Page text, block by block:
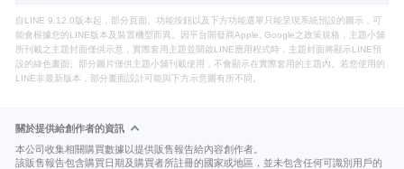
自LINE 9.12.0版本起，部分頁面、功能按鈕以及下方功能選單只能呈現系統預設的圖示，可
能會根據您的LINE版本及裝置機型而異。因平台開發商Apple, Google之政策規格，主題小舖
所刊載之主題封面僅供示意，實際套用主題並開啟LINE應用程式時，主題封面將顯示LINE預
設的綠色畫面。部分圖片僅供主題小舖刊載使用，不會顯示在實際套用的主題內。若您使用的
LINE非最新版本，部分畫面設計可能與下方示意圖有所不同。
關於提供給創作者的資訊
本公司收集相關購買數據以提供販售報告給內容創作者。
該販售報告包含購買日期及購買者所註冊的國家或地區，並未包含任何可識別用戶的